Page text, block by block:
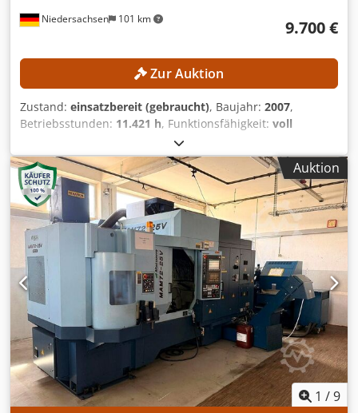
Niedersachsen 101 km 9.700 €
Zur Auktion
Zustand: einsatzbereit (gebraucht), Baujahr: 2007,
Betriebsstunden: 11.421 h, Funktionsfähigkeit: voll
, Maschinen-/Fahrzeugnummer:
29100009074, Verfahrweg X-Achse:640 mm, Verfahrweg Y-
Achse:600 mm, Verfahrweg Z-Achse: 500 mm,
Werkstückdurchmesser (max.):
140 mm
, Spindeldrehzahl
(max.):16.000 U/min, Anzahl der Steckplätze im
Werkzeugmagazin:30, TECHNISCHE DETAILS Verfahrweg X-
Achse: 640 mm Verfahrweg Y-Achse: 600 mm Verfahrweg
Z-Achse: 500 mm Aufspannfläche Länge: 850 mm
Aufspannfläche Breite: 600 mm T-Nuten: DIN 650-14
Beschickungshöhe Oberkante Tisch: 850 mm
Tischbelastung max.: 600 kg Spindelhersteller: Franz
Kessler GmbH Drehzahl: 1.600 - 4.700 / 4.700 - 16.000
U/min Anzahl Magazinplätze: 30 Platzcodierung:
Festplatzcodierung Beladegewicht max.: 90 kg Span-zu-
Span-Zeit ohne Freifahrlogik t3/t2: 6,8 s Span-zu-Span-Zeit
ohne Freifahrlogik t1 (30): 7,9 s Span-zu-Span-Zeit mit
Freifahrlogik t3/t2: 8,3 s Span-zu-Span-Zeit mit
Auktion
1 /9